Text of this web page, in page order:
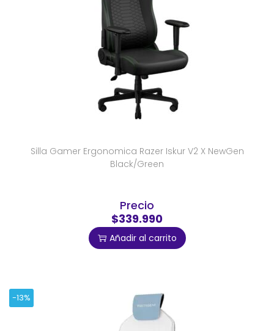
Silla Gamer Ergonomica Razer Iskur V2 X NewGen
Black/Green
Precio
$339.990
Añadir al carrito
-13%